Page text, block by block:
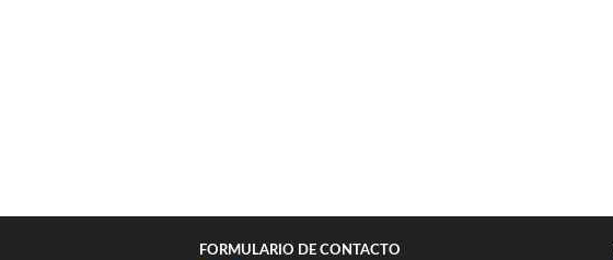
FORMULARIO DE CONTACTO